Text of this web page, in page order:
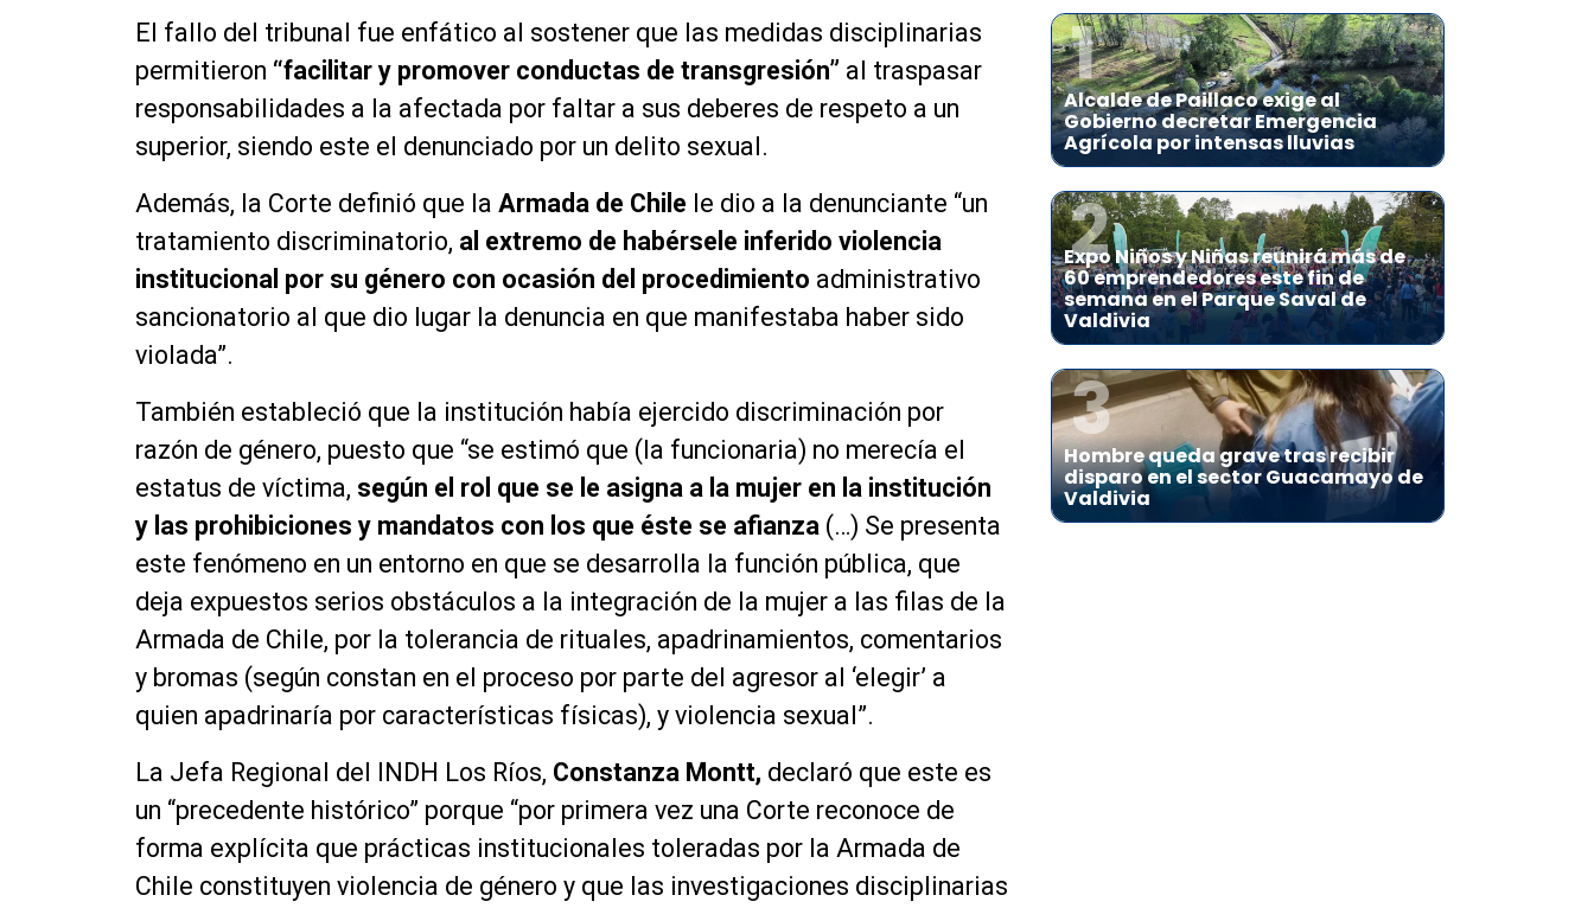
El fallo del tribunal fue enfático al sostener que las medidas disciplinarias
permitieron “facilitar y promover conductas de transgresión” al traspasar
responsabilidades a la afectada por faltar a sus deberes de respeto a un
superior, siendo este el denunciado por un delito sexual.
Además, la Corte definió que la Armada de Chile le dio a la denunciante “un
tratamiento discriminatorio, al extremo de habérsele inferido violencia
institucional por su género con ocasión del procedimiento administrativo
sancionatorio al que dio lugar la denuncia en que manifestaba haber sido
violada”.
También estableció que la institución había ejercido discriminación por
razón de género, puesto que “se estimó que (la funcionaria) no merecía el
estatus de víctima, según el rol que se le asigna a la mujer en la institución
y las prohibiciones y mandatos con los que éste se afianza (…) Se presenta
este fenómeno en un entorno en que se desarrolla la función pública, que
deja expuestos serios obstáculos a la integración de la mujer a las filas de la
Armada de Chile, por la tolerancia de rituales, apadrinamientos, comentarios
y bromas (según constan en el proceso por parte del agresor al ‘elegir’ a
quien apadrinaría por características físicas), y violencia sexual”.
La Jefa Regional del INDH Los Ríos, Constanza Montt, declaró que este es
un “precedente histórico” porque “por primera vez una Corte reconoce de
forma explícita que prácticas institucionales toleradas por la Armada de
Chile constituyen violencia de género y que las investigaciones disciplinarias
1
Alcalde de Paillaco exige al
Gobierno decretar Emergencia
Agrícola por intensas lluvias
2
Expo Niños y Niñas reunirá más de
60 emprendedores este fin de
semana en el Parque Saval de
Valdivia
3
Hombre queda grave tras recibir
disparo en el sector Guacamayo de
Valdivia